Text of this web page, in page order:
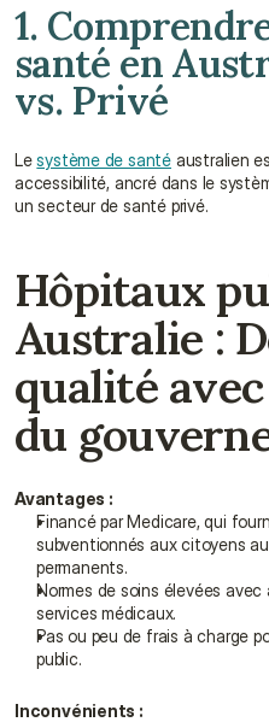
1.
santé en
vs. Privé
Le système de santé australien
accessibilité, ancré dans le
un secteur de santé privé.
Hôpitaux
Australie :
qualité
du
Avantages :
Financé par Medicare, qui
subventionnés aux citoyens
permanents.
Normes de soins élevées
services médicaux.
Pas ou peu de frais à charge
public.
Inconvénients :